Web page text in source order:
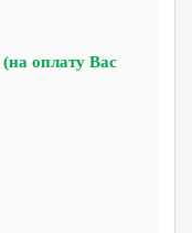
(на оплату Вас